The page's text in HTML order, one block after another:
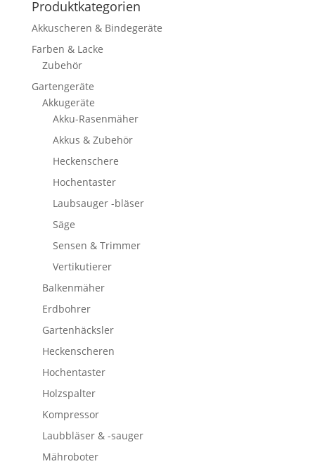
Produktkategorien
Akkuscheren & Bindegeräte
Farben & Lacke
Zubehör
Gartengeräte
Akkugeräte
Akku-Rasenmäher
Akkus & Zubehör
Heckenschere
Hochentaster
Laubsauger -bläser
Säge
Sensen & Trimmer
Vertikutierer
Balkenmäher
Erdbohrer
Gartenhäcksler
Heckenscheren
Hochentaster
Holzspalter
Kompressor
Laubbläser & -sauger
Mähroboter